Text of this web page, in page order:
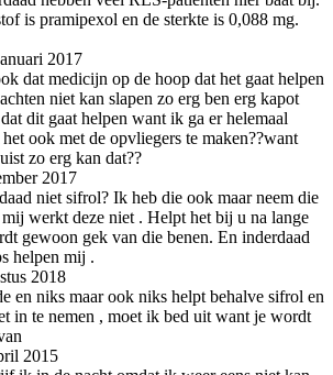
is pramipexol en de sterkte is 0,088 mg.
2017
dat medicijn op de hoop dat het gaat helpen
niet kan slapen zo erg ben erg kapot
dit gaat helpen want ik ga er helemaal
ook met de opvliegers te maken??want
zo erg kan dat??
2017
niet sifrol? Ik heb die ook maar neem die
werkt deze niet . Helpt het bij u na lange
gewoon gek van die benen. En inderdaad
helpen mij .
2018
en niks maar ook niks helpt behalve sifrol en
in te nemen , moet ik bed uit want je wordt
2015